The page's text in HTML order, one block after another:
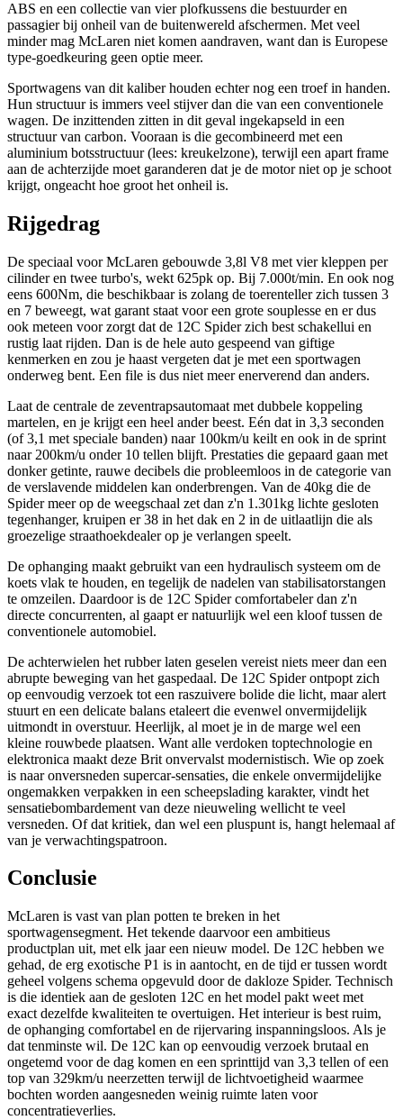
ABS en een collectie van vier plofkussens die bestuurder en
passagier bij onheil van de buitenwereld afschermen. Met veel
minder mag McLaren niet komen aandraven, want dan is Europese
type-goedkeuring geen optie meer.
Sportwagens van dit kaliber houden echter nog een troef in handen.
Hun structuur is immers veel stijver dan die van een conventionele
wagen. De inzittenden zitten in dit geval ingekapseld in een
structuur van carbon. Vooraan is die gecombineerd met een
aluminium botsstructuur (lees: kreukelzone), terwijl een apart frame
aan de achterzijde moet garanderen dat je de motor niet op je schoot
krijgt, ongeacht hoe groot het onheil is.
Rijgedrag
De speciaal voor McLaren gebouwde 3,8l V8 met vier kleppen per
cilinder en twee turbo's, wekt 625pk op. Bij 7.000t/min. En ook nog
eens 600Nm, die beschikbaar is zolang de toerenteller zich tussen 3
en 7 beweegt, wat garant staat voor een grote souplesse en er dus
ook meteen voor zorgt dat de 12C Spider zich best schakellui en
rustig laat rijden. Dan is de hele auto gespeend van giftige
kenmerken en zou je haast vergeten dat je met een sportwagen
onderweg bent. Een file is dus niet meer enerverend dan anders.
Laat de centrale de zeventrapsautomaat met dubbele koppeling
martelen, en je krijgt een heel ander beest. Eén dat in 3,3 seconden
(of 3,1 met speciale banden) naar 100km/u keilt en ook in de sprint
naar 200km/u onder 10 tellen blijft. Prestaties die gepaard gaan met
donker getinte, rauwe decibels die probleemloos in de categorie van
de verslavende middelen kan onderbrengen. Van de 40kg die de
Spider meer op de weegschaal zet dan z'n 1.301kg lichte gesloten
tegenhanger, kruipen er 38 in het dak en 2 in de uitlaatlijn die als
groezelige straathoekdealer op je verlangen speelt.
De ophanging maakt gebruikt van een hydraulisch systeem om de
koets vlak te houden, en tegelijk de nadelen van stabilisatorstangen
te omzeilen. Daardoor is de 12C Spider comfortabeler dan z'n
directe concurrenten, al gaapt er natuurlijk wel een kloof tussen de
conventionele automobiel.
De achterwielen het rubber laten geselen vereist niets meer dan een
abrupte beweging van het gaspedaal. De 12C Spider ontpopt zich
op eenvoudig verzoek tot een raszuivere bolide die licht, maar alert
stuurt en een delicate balans etaleert die evenwel onvermijdelijk
uitmondt in overstuur. Heerlijk, al moet je in de marge wel een
kleine rouwbede plaatsen. Want alle verdoken toptechnologie en
elektronica maakt deze Brit onvervalst modernistisch. Wie op zoek
is naar onversneden supercar-sensaties, die enkele onvermijdelijke
ongemakken verpakken in een scheepslading karakter, vindt het
sensatiebombardement van deze nieuweling wellicht te veel
versneden. Of dat kritiek, dan wel een pluspunt is, hangt helemaal af
van je verwachtingspatroon.
Conclusie
McLaren is vast van plan potten te breken in het
sportwagensegment. Het tekende daarvoor een ambitieus
productplan uit, met elk jaar een nieuw model. De 12C hebben we
gehad, de erg exotische P1 is in aantocht, en de tijd er tussen wordt
geheel volgens schema opgevuld door de dakloze Spider. Technisch
is die identiek aan de gesloten 12C en het model pakt weet met
exact dezelfde kwaliteiten te overtuigen. Het interieur is best ruim,
de ophanging comfortabel en de rijervaring inspanningsloos. Als je
dat tenminste wil. De 12C kan op eenvoudig verzoek brutaal en
ongetemd voor de dag komen en een sprinttijd van 3,3 tellen of een
top van 329km/u neerzetten terwijl de lichtvoetigheid waarmee
bochten worden aangesneden weinig ruimte laten voor
concentratieverlies.